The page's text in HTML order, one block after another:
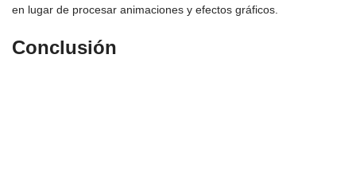
en lugar de procesar animaciones y efectos gráficos.
Conclusión